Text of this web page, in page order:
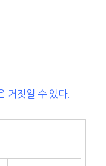
거짓일 수 있다.